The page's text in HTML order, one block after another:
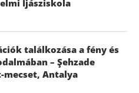
Íjásziskola
találkozása a fény és
– Şehzade
mecset, Antalya